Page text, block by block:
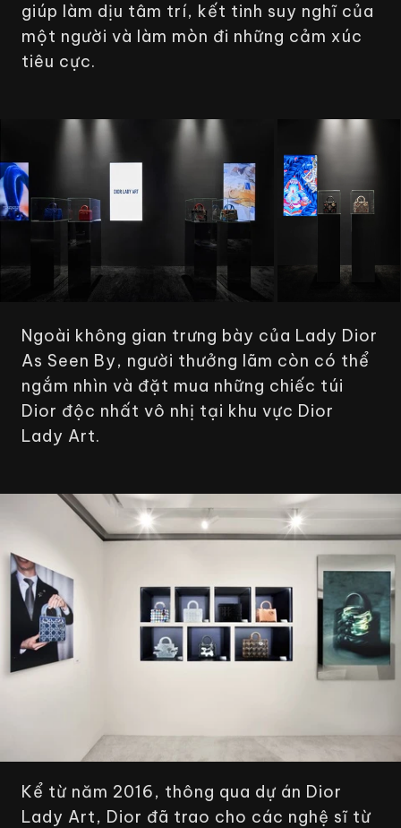
giúp làm dịu tâm trí, kết tinh suy nghĩ của
một người và làm mòn đi những cảm xúc
tiêu cực.
Ngoài không gian trưng bày của Lady Dior
As Seen By, người thưởng lãm còn có thể
ngắm nhìn và đặt mua những chiếc túi
Dior độc nhất vô nhị tại khu vực Dior
Lady Art.
Kể từ năm 2016, thông qua dự án Dior
Lady Art, Dior đã trao cho các nghệ sĩ từ